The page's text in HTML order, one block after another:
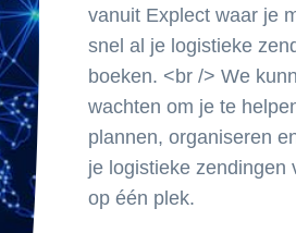
vanuit Explect waar je
snel al je logistieke
boeken. <br /> We
wachten om je te
plannen, organiseren
je logistieke zendingen
op één plek.